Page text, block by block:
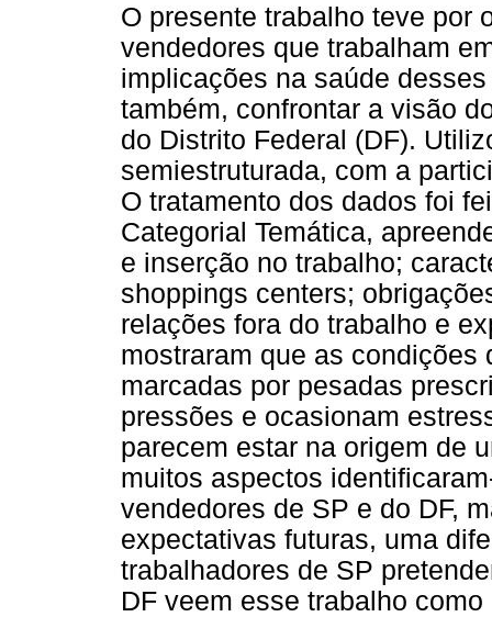
O presente trabalho teve por
vendedores que trabalham
implicações na saúde
também, confrontar a visão
do Distrito Federal (DF).
semiestruturada, com a
O tratamento dos dados foi
Categorial Temática,
e inserção no trabalho;
shoppings centers;
relações fora do trabalho e
mostraram que as
marcadas por pesadas
pressões e ocasionam
parecem estar na origem de
muitos aspectos
vendedores de SP e do DF,
expectativas futuras, uma
trabalhadores de SP
DF veem esse trabalho